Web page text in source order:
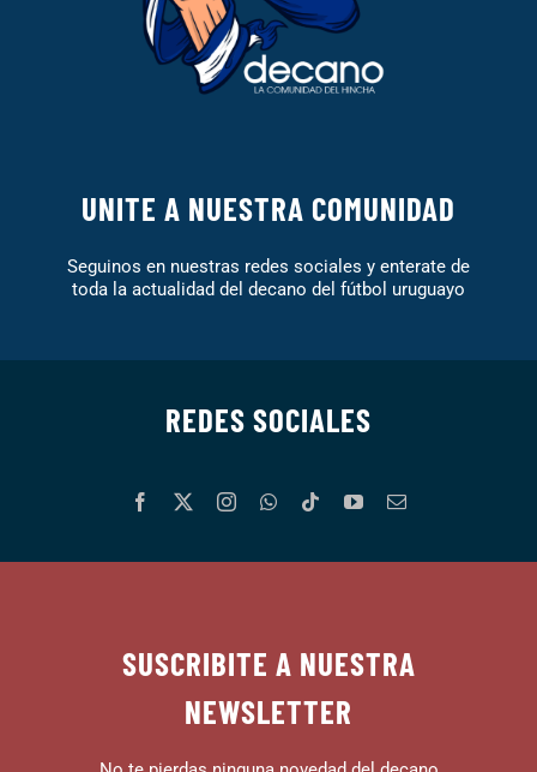
UNITE A NUESTRA COMUNIDAD
Seguinos en nuestras redes sociales y enterate de
toda la actualidad del decano del fútbol uruguayo
REDES SOCIALES
SUSCRIBITE A NUESTRA
NEWSLETTER